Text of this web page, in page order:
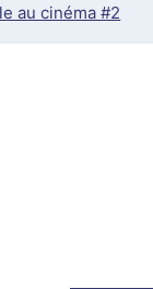
au cinéma #2